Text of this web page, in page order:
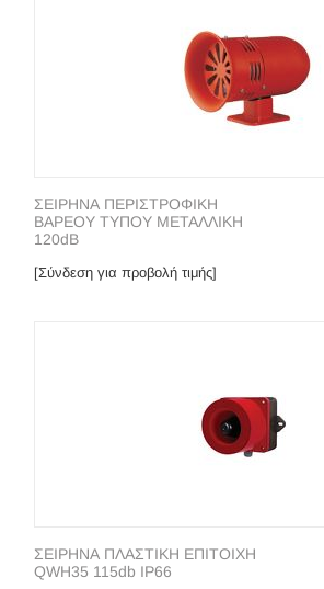
ΣΕΙΡΗΝΑ ΠΕΡΙΣΤΡΟΦΙΚΗ
ΒΑΡΕΟΥ ΤΥΠΟΥ ΜΕΤΑΛΛΙΚΗ
120dB
[Σύνδεση για προβολή τιμής]
ΣΕΙΡΗΝΑ ΠΛΑΣΤΙΚΗ ΕΠΙΤΟΙΧΗ
QWH35 115db IP66